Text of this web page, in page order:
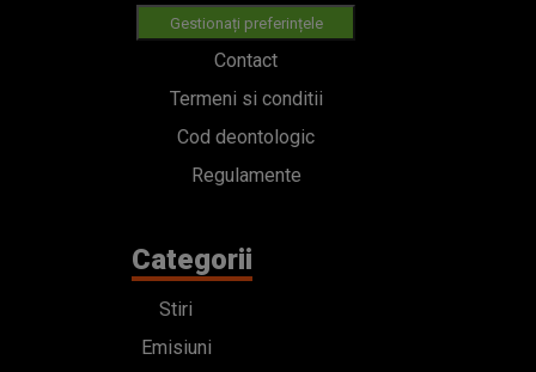
Gestionați preferințele
Contact
Termeni si conditii
Cod deontologic
Regulamente
Categorii
Stiri
Emisiuni